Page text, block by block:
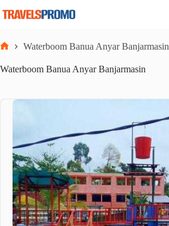
Waterboom Banua Anyar Banjarmasin
Waterboom Banua Anyar Banjarmasin